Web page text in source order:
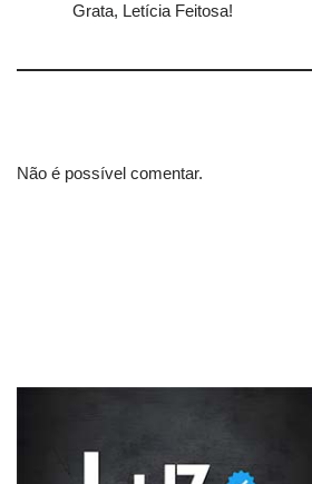
Grata, Letícia Feitosa!
Não é possível comentar.